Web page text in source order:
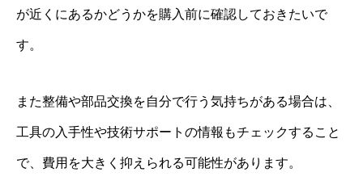
が近くにあるかどうかを購入前に確認しておきたいで
す。
また整備や部品交換を自分で行う気持ちがある場合は、
工具の入手性や技術サポートの情報もチェックすること
で、費用を大きく抑えられる可能性があります。